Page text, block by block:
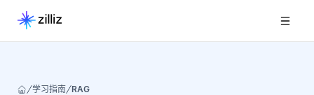
学习指南 RAG